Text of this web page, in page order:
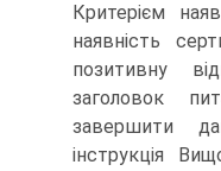
Критерієм
наявність
позитивну
заголовок
завершити
інструкція